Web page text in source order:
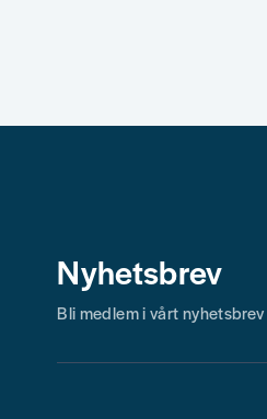
Nyhetsbrev
Bli medlem i vårt